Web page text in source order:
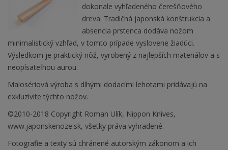
dokonale vyhľadeného čerešňového
dreva. Tradičná japonská konštrukcia a
absencia prstenca dodáva nožom
minimalistický vzhľad, v tomto prípade vyslovene žiadúci.
Výsledkom je praktický nôž, vyrobený z najlepších materiálov a s
neopísateľnou aurou.
Malosériová výroba s dlhými dodacími lehotami pridávajú na
exkluzivite týchto nožov.
©2010-2018 Copyright Roman Ulík, Nippon Knives,
www.japonskenoze.sk, všetky práva vyhradené.
Fotografie a texty sú chránené autorským zákonom a ich